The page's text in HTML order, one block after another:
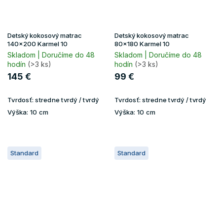
Detský kokosový matrac
140x200 Karmel 10
Skladom | Doručíme do 48
hodín (>3 ks)
145 €
Tvrdosť: stredne tvrdý / tvrdý
Výška: 10 cm
Detský kokosový matrac
80x180 Karmel 10
Skladom | Doručíme do 48
hodín (>3 ks)
99 €
Tvrdosť: stredne tvrdý / tvrdý
Výška: 10 cm
Standard Standard